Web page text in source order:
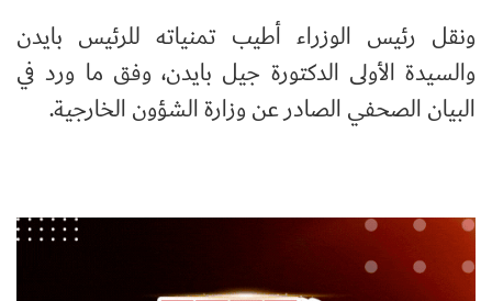
ونقل رئيس الوزراء أطيب تمنياته للرئيس بايدن
والسيدة الأولى الدكتورة جيل بايدن، وفق ما ورد في
البيان الصحفي الصادر عن وزارة الشؤون الخارجية.